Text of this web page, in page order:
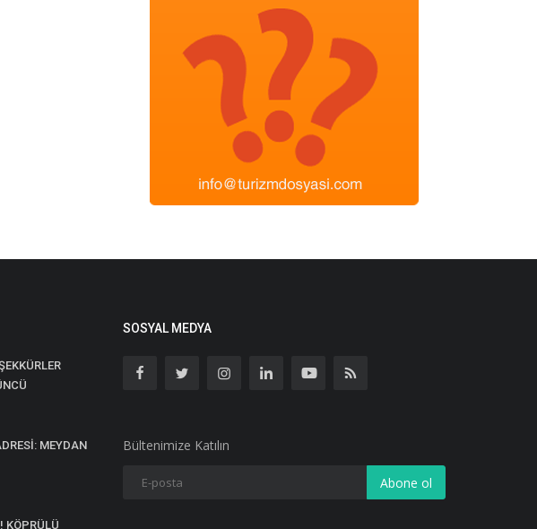
MEYDAN
KÖPRÜLÜ
SOSYAL MEDYA
Bültenimize Katılın
Abone ol